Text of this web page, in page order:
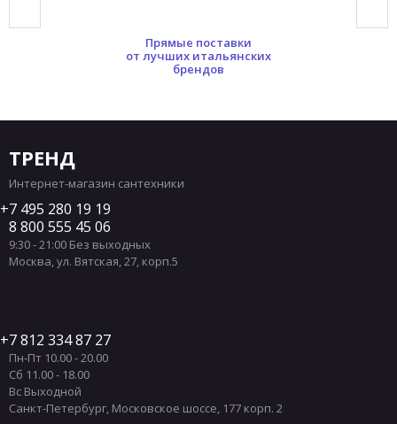
Прямые поставки
от лучших итальянских
брендов
ТРЕНД
Интернет-магазин сантехники
7 495 280 19 19
8 800 555 45 06
9:30 - 21:00 Без выходных
Москва,ул. Вятская, 27, корп.5
7 812 334 87 27
Пн-Пт 10.00 - 20.00
Сб 11.00 - 18.00
Вс Выходной
Санкт-Петербург, Московское шоссе, 177 корп. 2